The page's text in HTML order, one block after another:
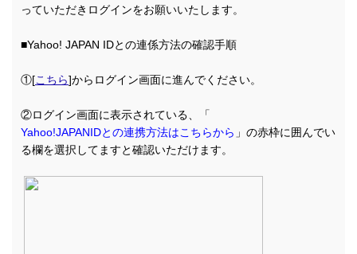
っていただきログインをお願いいたします。
■Yahoo! JAPAN IDとの連係方法の確認手順
①[こちら]からログイン画面に進んでください。
②ログイン画面に表示されている、「
Yahoo!JAPANIDとの連携方法はこちらから 」の赤枠に囲んでい
る欄を選択してますと確認いただけます。